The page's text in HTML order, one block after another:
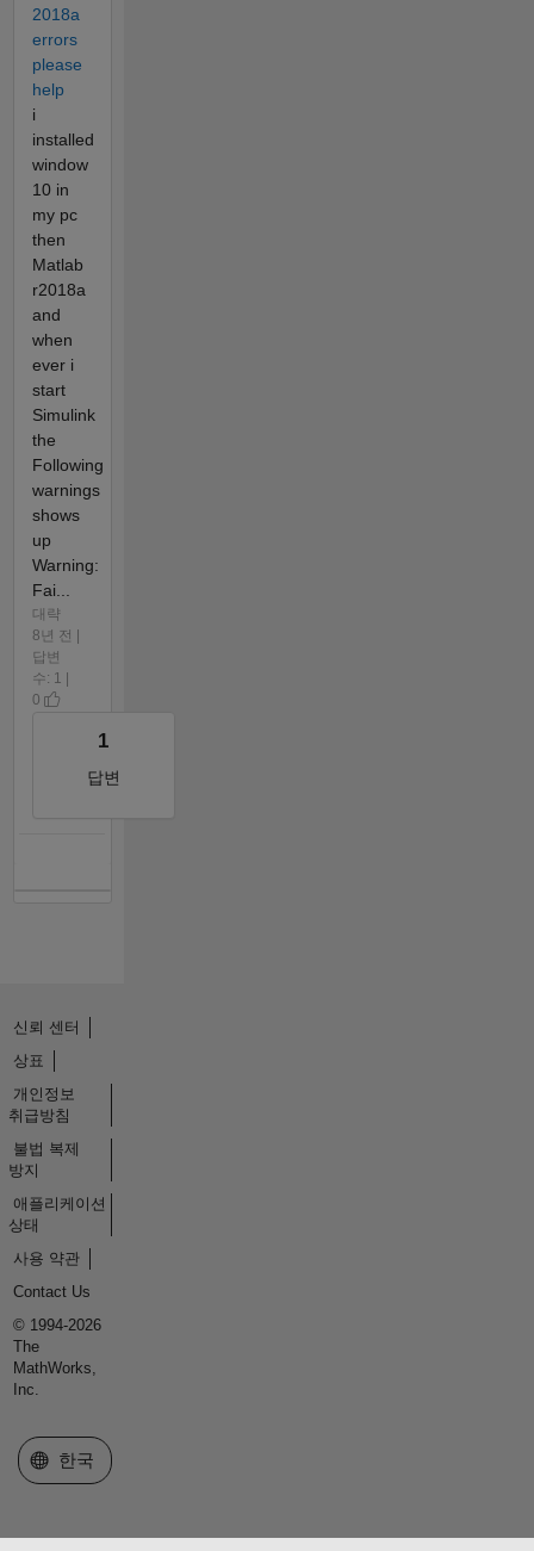
2018a
errors
please
help
i
installed
window
10 in
my pc
then
Matlab
r2018a
and
when
ever i
start
Simulink
the
Following
warnings
shows
up
Warning:
Fai...
대략
8년 전 |
답변
수: 1 |
0
1
답변
신뢰 센터
상표
개인정보
취급방침
불법 복제
방지
애플리케이션
상태
사용 약관
Contact Us
© 1994-2026
The
MathWorks,
Inc.
웹사이트 선택
한국